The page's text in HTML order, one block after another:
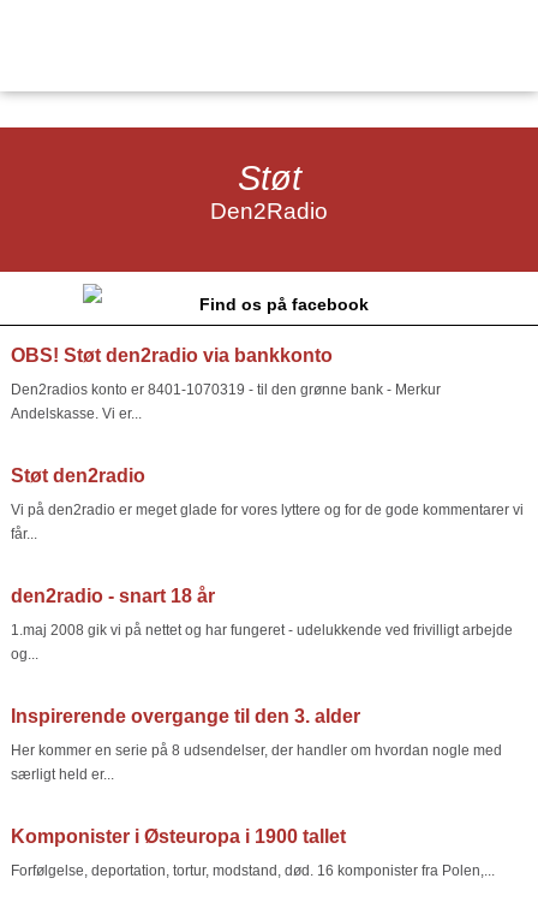
Støt
Den2Radio
Find os på facebook
OBS! Støt den2radio via bankkonto
Den2radios konto er 8401-1070319 - til den grønne bank - Merkur
Andelskasse. Vi er...
Støt den2radio
Vi på den2radio er meget glade for vores lyttere og for de gode kommentarer vi
får...
den2radio - snart 18 år
1.maj 2008 gik vi på nettet og har fungeret - udelukkende ved frivilligt arbejde
og...
Inspirerende overgange til den 3. alder
Her kommer en serie på 8 udsendelser, der handler om hvordan nogle med
særligt held er...
Komponister i Østeuropa i 1900 tallet
Forfølgelse, deportation, tortur, modstand, død. 16 komponister fra Polen,...